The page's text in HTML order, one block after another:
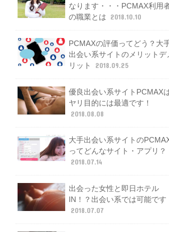
なります・・・PCMAX利用
の職業とは
2018.10.10
PCMAXの評価ってどう？大
出会い系サイトのメリットデ
リット
2018.09.25
優良出会い系サイトPCMAX
ヤリ目的には最適です！
2018.08.08
大手出会い系サイトの
ってどんなサイト・アプリ？
2018.07.14
出会った女性と即日ホテル
IN！？出会い系では可能です
2018.07.07